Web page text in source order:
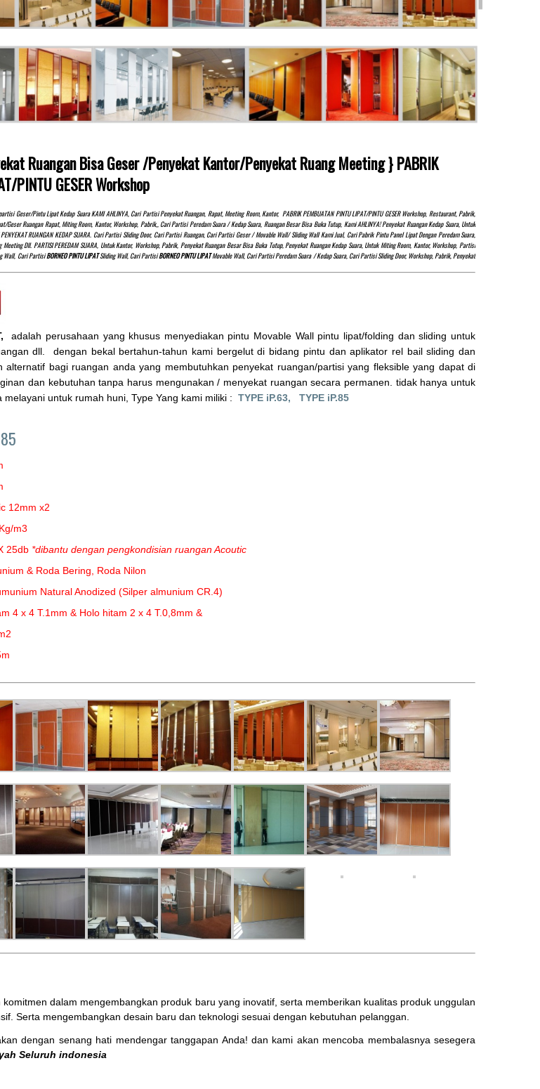
Ruangan Bisa Geser /Penyekat Kantor/Penyekat Ruang Meeting } PABRIK
PINTU GESER Workshop
Geser/pintu Lipat Kedap Suara KAMI AHLINYA, Cari Partisi Penyekat Ruangan, Rapat, Meeting Room, Kantor, PABRIK PEMBUATAN PINTU LIPAT/PINTU GESER Workshop, Restaurant, Pabrik,
Geser Ruangan Rapat, Miting Room, Kantor, Workshop, Pabrik,, Cari Partisi Peredam Suara / Kedap Suara, Ruangan Besar Bisa Buka Tutup, Kami AHLINYA! Penyekat Ruangan Kedap Suara, Untuk
RUANGAN KEDAP SUARA. Cari Partisi Sliding Door, Cari Partisi Ruangan, Cari Partisi Geser / Movable Wall/ Sliding Wall Kami Jual, Cari Pabrik Pintu Panel Lipat Dengan Peredam Suara,
Meeting Dll. PARTISI PEREDAM SUARA, Untuk Kantor, Workshop, Pabrik, Penyekat Ruangan Besar Bisa Buka Tutup, Penyekat Ruangan Kedap Suara, Untuk Miting Room, Kantor, Workshop, Partisi
Wall, Cari PartisiBORNEO PINTU LIPATSliding Wall, Cari PartisiBORNEO PINTU LIPATMovable Wall, Cari Partisi Peredam Suara / Kedap Suara, Cari Partisi Sliding Door, Workshop, Pabrik, Penyekat
adalah perusahaan yang khusus menyediakan pintu Movable Wall pintu lipat/folding dan sliding untuk
dll. dengan bekal bertahun-tahun kami bergelut di bidang pintu dan aplikator rel bail sliding dan
alternatif bagi ruangan anda yang membutuhkan penyekat ruangan/partisi yang fleksible yang dapat di
dan kebutuhan tanpa harus mengunakan / menyekat ruangan secara permanen. tidak hanya untuk
untuk rumah huni, Type Yang kami miliki : TYPE iP.63, TYPE iP.85
12mm x2
m3
25db *dibantu dengan pengkondisian ruangan Acoutic
& Roda Bering, Roda Nilon
Natural Anodized (Silper almunium CR.4)
4 x 4 T.1mm & Holo hitam 2 x 4 T.0,8mm &
dalam mengembangkan produk baru yang inovatif, serta memberikan kualitas produk unggulan
Serta mengembangkan desain baru dan teknologi sesuai dengan kebutuhan pelanggan.
dengan senang hati mendengar tanggapan Anda! dan kami akan mencoba membalasnya sesegera
Seluruh indonesia